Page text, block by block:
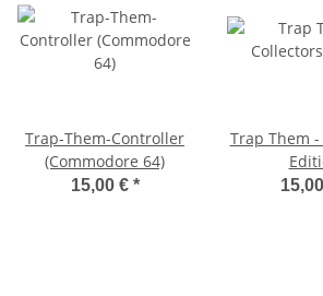
Trap-Them-Controller
(Commodore 64)
15,00 € *
Trap Them